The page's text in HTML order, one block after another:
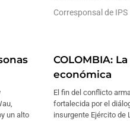
Corresponsal de IPS
un alto
COLOMBIA:
económica
El fin del conflicto
fortalecida por el
insurgente Ejército de